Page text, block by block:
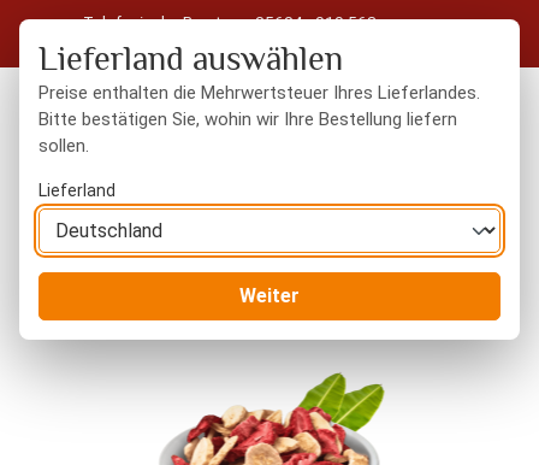
Zum Hauptinhalt springen
Telefonische Beratung: 05604 - 919 563
Kostenloser Versand in Deutschland ab 50 € Warenwert
Lieferland auswählen
Preise enthalten die Mehrwertsteuer Ihres Lieferlandes.
Bitte bestätigen Sie, wohin wir Ihre Bestellung liefern
sollen.
Lieferland
Weiter